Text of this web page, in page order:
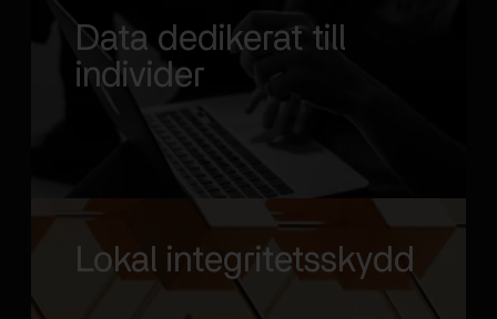
Data dedikerat till
individer
Lokal integritetsskydd